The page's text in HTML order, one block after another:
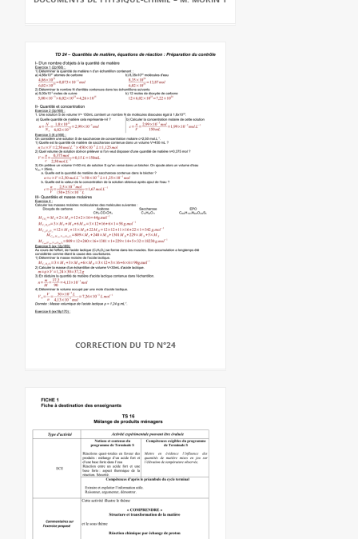
CORRECTION DU TD N°24